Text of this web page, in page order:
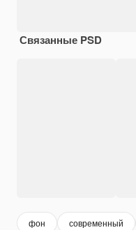
Связанные PSD
фон современный